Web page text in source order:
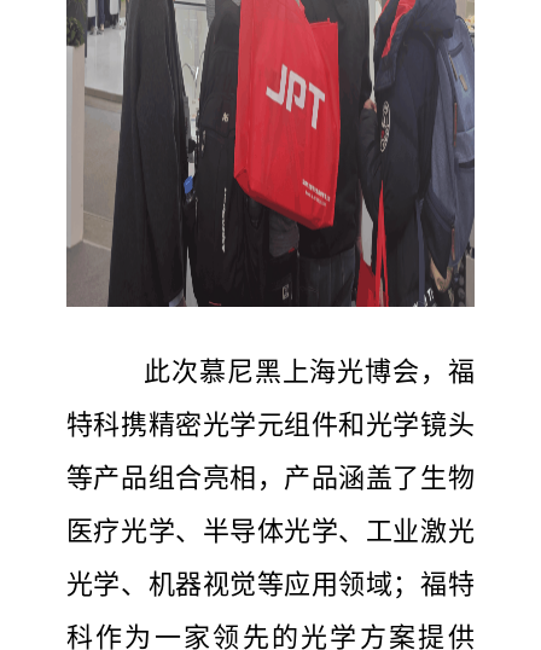
此次慕尼黑上海光博会，福
特科携精密光学元组件和光学镜头
等产品组合亮相，产品涵盖了生物
医疗光学、半导体光学、工业激光
光学、机器视觉等应用领域；福特
科作为一家领先的光学方案提供